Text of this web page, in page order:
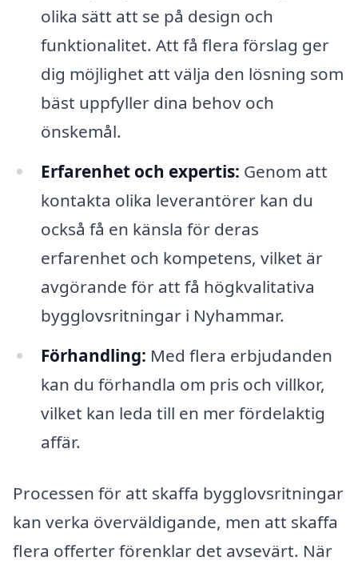
olika sätt att se på design och
funktionalitet. Att få flera förslag ger
dig möjlighet att välja den lösning som
bäst uppfyller dina behov och
önskemål.
Erfarenhet och expertis: Genom att
kontakta olika leverantörer kan du
också få en känsla för deras
erfarenhet och kompetens, vilket är
avgörande för att få högkvalitativa
bygglovsritningar i Nyhammar.
Förhandling: Med flera erbjudanden
kan du förhandla om pris och villkor,
vilket kan leda till en mer fördelaktig
affär.
Processen för att skaffa bygglovsritningar
kan verka överväldigande, men att skaffa
flera offerter förenklar det avsevärt. När